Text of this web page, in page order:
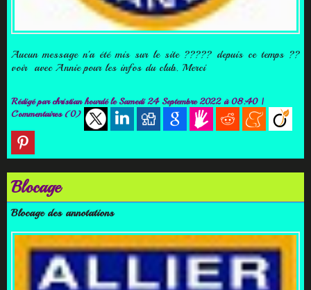
Aucun message n'a été mis sur le site ????? depuis ce temps ??
voir avec Annie pour les infos du club. Merci
Rédigé parchristian hourdéle Samedi 24 Septembre 2022 à 08:40 |
Commentaires (0)
Blocage
Blocage des annotations